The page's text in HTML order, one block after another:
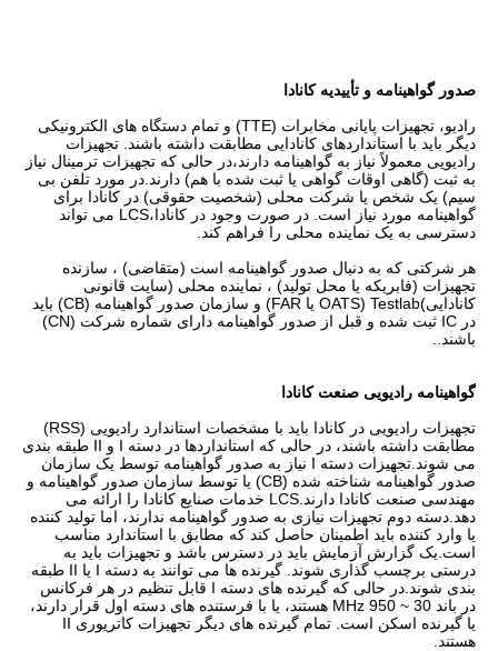
صدور گواهینامه و تأییدیه کانادا
رادیو، تجهیزات پایانی مخابرات (TTE) و تمام دستگاه های الکترونیکی
دیگر باید با استانداردهای کانادایی مطابقت داشته باشند. تجهیزات
رادیویی معمولاً نیاز به گواهینامه دارند،در حالی که تجهیزات ترمینال نیاز
به ثبت (گاهی اوقات گواهی یا ثبت شده با هم) دارند.در مورد تلفن بی
سیم) یک شخص یا شرکت محلی (شخصیت حقوقی) در کانادا برای
گواهینامه مورد نیاز است. در صورت وجود در کانادا،LCS می تواند
دسترسی به یک نماینده محلی را فراهم کند.
هر شرکتی که به دنبال صدور گواهینامه است (متقاضی) ، سازنده
تجهیزات (فابریکه یا محل تولید) ، نماینده محلی (سایت قانونی
کانادایی)Testlab (OATS یا FAR) و سازمان صدور گواهینامه (CB) باید
در IC ثبت شده و قبل از صدور گواهینامه دارای شماره شرکت (CN)
باشند..
گواهینامه رادیویی صنعت کانادا
تجهیزات رادیویی در کانادا باید با مشخصات استاندارد رادیویی (RSS)
مطابقت داشته باشند، در حالی که استانداردها در دسته I و II طبقه بندی
می شوند.تجهیزات دسته I نیاز به صدور گواهینامه توسط یک سازمان
صدور گواهینامه شناخته شده (CB) یا توسط سازمان صدور گواهینامه و
مهندسی صنعت کانادا دارند.LCS خدمات صنايع کانادا را ارائه می
دهد.دسته دوم تجهیزات نیازی به صدور گواهینامه ندارند، اما تولید کننده
یا وارد کننده باید اطمینان حاصل کند که مطابق با استاندارد مناسب
است.یک گزارش آزمایش باید در دسترس باشد و تجهیزات باید به
درستی برچسب گذاری شوند. گیرنده ها می توانند به دسته I یا II طبقه
بندی شوند.در حالی که گیرنده های دسته I قابل تنظیم در هر فرکانس
در باند 30 ~ 950 MHz هستند، یا با فرستنده های دسته اول قرار دارند،
یا گیرنده اسکن است. تمام گیرنده های دیگر تجهیزات کاتریوری II
هستند.